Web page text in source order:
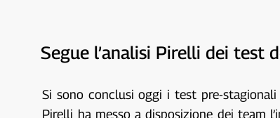
Segue l’analisi Pirelli dei test
Si sono conclusi oggi i test pre-
Pirelli ha messo a disposizione dei team